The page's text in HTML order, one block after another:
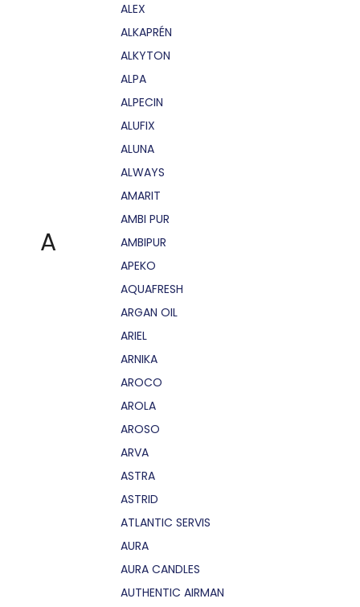
A
ALEX
ALKAPRÉN
ALKYTON
ALPA
ALPECIN
ALUFIX
ALUNA
ALWAYS
AMARIT
AMBI PUR
AMBIPUR
APEKO
AQUAFRESH
ARGAN OIL
ARIEL
ARNIKA
AROCO
AROLA
AROSO
ARVA
ASTRA
ASTRID
ATLANTIC SERVIS
AURA
AURA CANDLES
AUTHENTIC AIRMAN